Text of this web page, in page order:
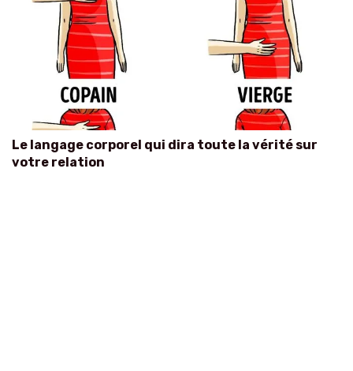
Le langage corporel qui dira toute la vérité sur
votre relation